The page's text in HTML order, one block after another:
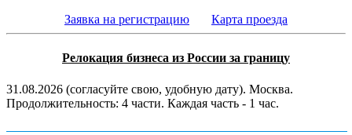
Заявка на регистрацию
Карта проезда
Релокация бизнеса из России за границу
31.08.2026 (согласуйте свою, удобную дату). Москва.
Продолжительность: 4 части. Каждая часть - 1 час.